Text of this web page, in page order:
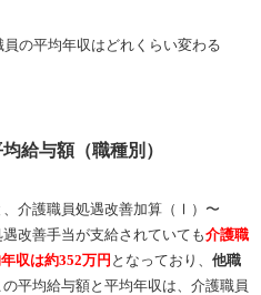
の平均年収はどれくらい変わる
給与額（職種別）
介護職員処遇改善加算（Ⅰ）〜
改善手当が支給されていても介護職
収は約352万円 となっており、 他職
の平均給与額と平均年収は、介護職員